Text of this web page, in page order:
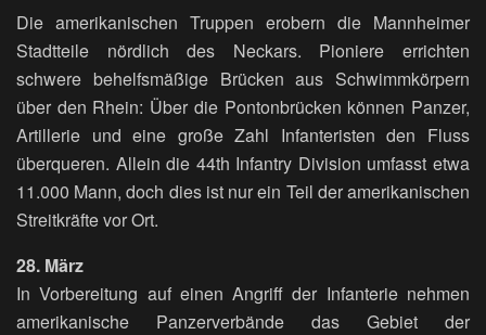
Die amerikanischen Truppen erobern die Mannheimer
Stadtteile nördlich des Neckars. Pioniere errichten
schwere behelfsmäßige Brücken aus Schwimmkörpern
über den Rhein: Über die Pontonbrücken können Panzer,
Artillerie und eine große Zahl Infanteristen den Fluss
überqueren. Allein die 44th Infantry Division umfasst etwa
11.000 Mann, doch dies ist nur ein Teil der amerikanischen
Streitkräfte vor Ort.
28. März
In Vorbereitung auf einen Angriff der Infanterie nehmen
amerikanische Panzerverbände das Gebiet der